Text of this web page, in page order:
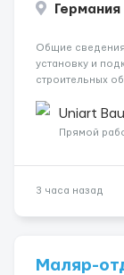
Германия
Общие
установку и
строительных
делаем только
портфолио
Uniart Bau
Прямой
3 часа назад
Маляр-